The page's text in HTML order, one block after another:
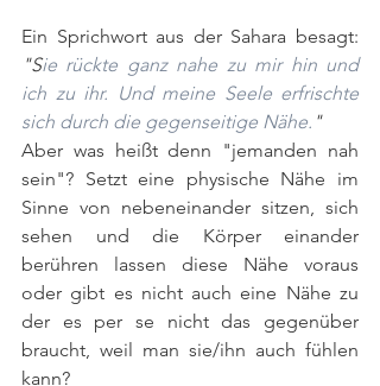
"Sie rückte ganz nahe zu mir hin und
ich zu ihr. Und meine Seele erfrischte
sich durch die gegenseitige Nähe. "
Aber was heißt denn "jemanden nah
sein"? Setzt eine physische Nähe im
Sinne von nebeneinander sitzen, sich
sehen und die Körper einander
berühren lassen diese Nähe voraus
oder gibt es nicht auch eine Nähe zu
der es per se nicht das gegenüber
braucht, weil man sie/ihn auch fühlen
kann?